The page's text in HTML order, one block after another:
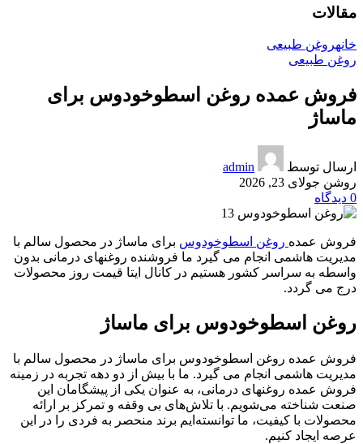
مقالات
خانهروغن طبیعی
روغن طبیعی
فروش عمده روغن اسطوخودوس برای
ماساژ
ارسال توسط
admin
روشن جولای 23, 2026
0 دیدگاه
فروش عمده روغن اسطوخودوس برای ماساژ در محصول سالم با
مدیریت هاشمی انجام می گیرد ما فروشنده روغنهای درمانی بدون
واسطه به سراسر کشور هستیم در کانال ایتا قیمت روز محصولات
درج می گردد.
روغن اسطوخودوس برای ماساژ
فروش عمده روغن اسطوخودوس برای ماساژ در محصول سالم با
مدیریت هاشمی انجام می گیرد. ما با بیش از دو دهه تجربه در زمینه
فروش عمده روغنهای درمانی، به عنوان یکی از پیشگامان این
صنعت شناخته می‌شویم. با تلاش‌های بی وقفه و تمرکز بر ارائه
محصولات با کیفیت، ما توانسته‌ایم برند منحصر به فردی را در این
عرصه ایجاد کنیم.